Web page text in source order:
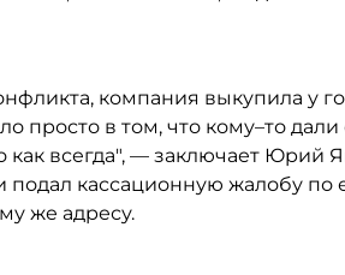
компания выкупила у
просто в том, что кому–то
всегда", — заключает Юрий
подал кассационную жалобу
же адресу.